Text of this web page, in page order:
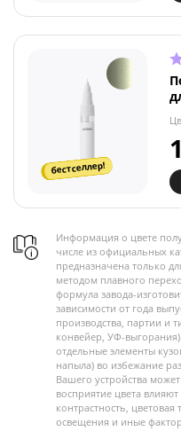
бестселлер!
Информация о цвете
числе из официальных
предназначена только
методом плавного
формула завода-
зависимости от года
производства, партии и
конвейер, УФ-
отдельные элементы
напыла) во избежание
Вашего устройства
восприятие цвета
контрастность,
освещения и иные